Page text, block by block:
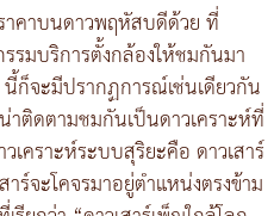
คาบนดาวพฤหัสบดีด้วย ที่
รมบริการตั้งกล้องให้ชมกันมา
ก็จะมีปรากฏการณ์เช่นเดียวกัน
ติดตามชมกันเป็นดาวเคราะห์ที่
เคราะห์ระบบสุริยะคือ ดาวเสาร์
ร์จะโคจรมาอยู่ตำแหน่งตรงข้าม